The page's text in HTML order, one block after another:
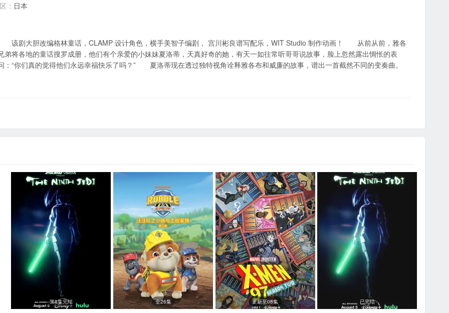
： 日本
剧大胆改编格林童话，CLAMP 设计角色，横手美智子编剧， 宫川彬良谱写配乐，WIT Studio 制作动画！ 从前从前，雅各
弟将各地的童话搜罗成册，他们有个亲爱的小妹妹夏洛蒂，天真好奇的她，有天一如往常听哥哥说故事，脸上忽然露出惆怅的表
：“你们真的觉得他们永远幸福快乐了吗？” 夏洛蒂现在透过独特视角诠释雅各布和威廉的故事，谱出一首截然不同的变奏曲。
第8集完结 全26集 更新至08集 已完结